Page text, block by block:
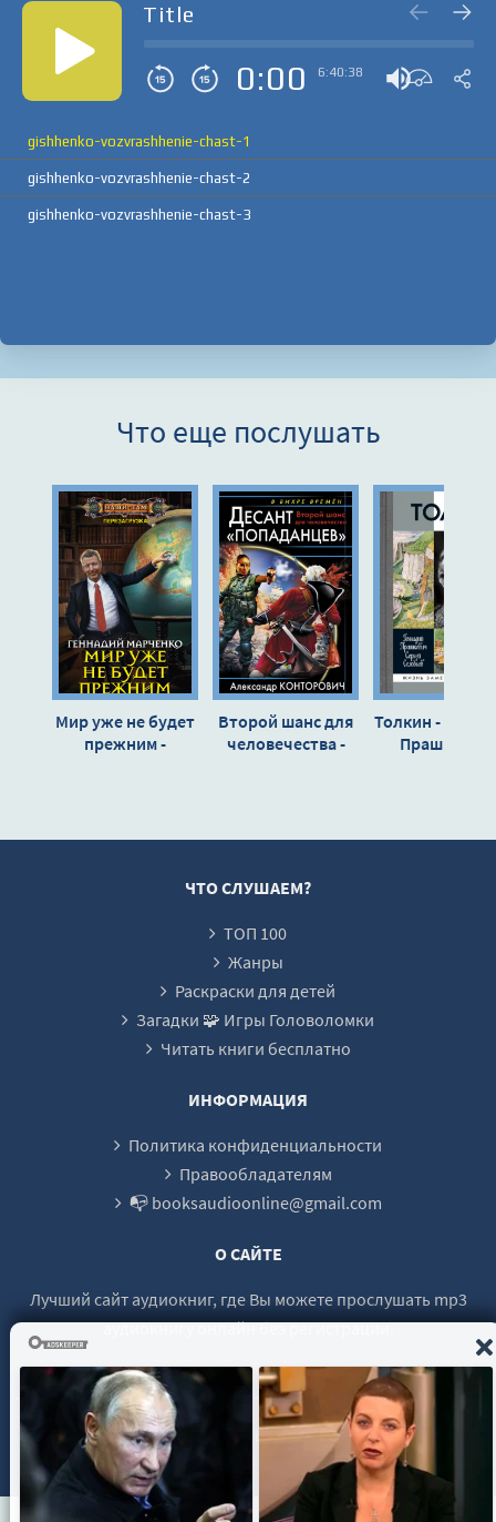
Title
0:00 6:40:38
gishhenko-vozvrashhenie-chast-1
gishhenko-vozvrashhenie-chast-2
gishhenko-vozvrashhenie-chast-3
Что еще послушать
Мир уже не будет
прежним -
Второй шанс для
человечества -
Толкин -
Прашкевич,
ЧТО СЛУШАЕМ?
ТОП 100
Жанры
Раскраски для детей
Загадки 🧩 Игры Головоломки
Читать книги бесплатно
ИНФОРМАЦИЯ
Политика конфиденциальности
Правообладателям
📭 booksaudioonline@gmail.com
О САЙТЕ
Лучший сайт аудиокниг, где Вы можете прослушать mp3
аудиокнигу онлайн без регистрации.
© 2021 - 2026 booksaudio-online.com Все права защищены.